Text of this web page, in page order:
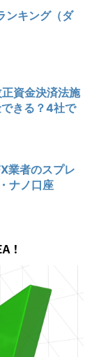
ンキング（ダ
資金決済法施
きる？4社で
業者のスプレ
ナノ口座
！